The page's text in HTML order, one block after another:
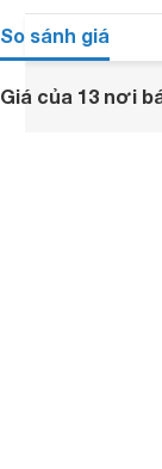
So sánh giá
Giá của 13 nơi